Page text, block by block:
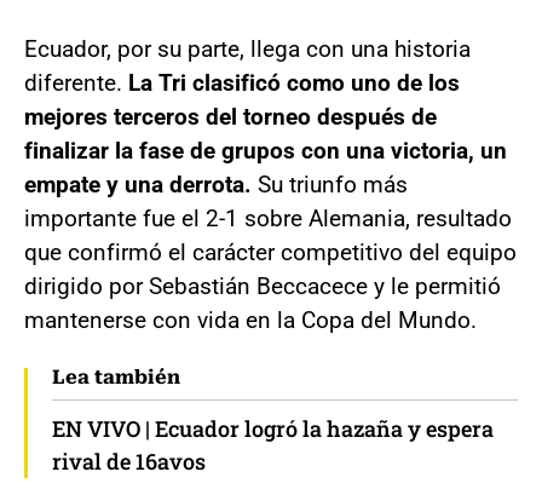
Ecuador, por su parte, llega con una historia
diferente. La Tri clasificó como uno de los
mejores terceros del torneo después de
finalizar la fase de grupos con una victoria, un
empate y una derrota. Su triunfo más
importante fue el 2-1 sobre Alemania, resultado
que confirmó el carácter competitivo del equipo
dirigido por Sebastián Beccacece y le permitió
mantenerse con vida en la Copa del Mundo.
Lea también
EN VIVO | Ecuador logró la hazaña y espera
rival de 16avos